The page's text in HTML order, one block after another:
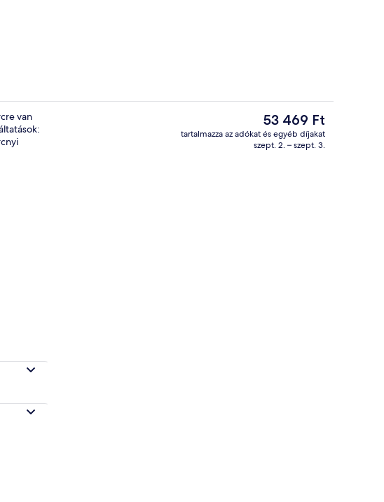
Gazdaságos szoba | Minibár, széf a
van
A
jelenlegi
ár
53 469 Ft
tartalmazza az adókat és egyéb díjakat
szept. 2. – szept. 3.